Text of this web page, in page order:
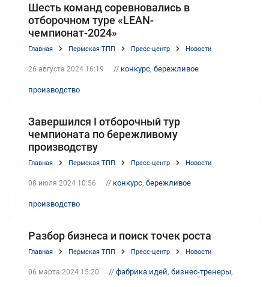
Шесть команд соревновались в
отборочном туре «LEAN-
чемпионат-2024»
Главная Пермская ТПП Пресс-центр Новости
26 августа 2024 16:19 // конкурс, бережливое
производство
Завершился I отборочный тур
чемпионата по бережливому
производству
Главная Пермская ТПП Пресс-центр Новости
08 июля 2024 10:56 // конкурс, бережливое
производство
Разбор бизнеса и поиск точек роста
Главная Пермская ТПП Пресс-центр Новости
06 марта 2024 15:20 // фабрика идей, бизнес-тренеры,